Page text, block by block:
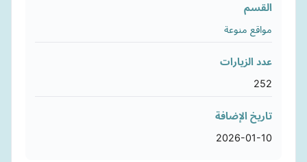
القسم
مواقع منوعة
عدد الزيارات
252
تاريخ الإضافة
2026-01-10